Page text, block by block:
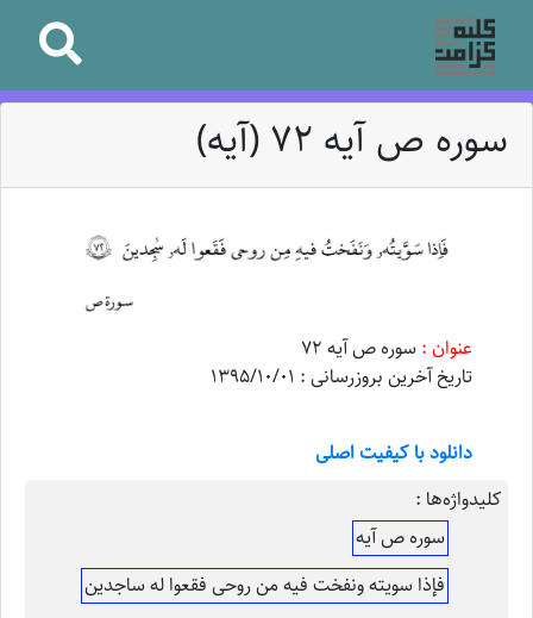
سوره ص آیه ۷۲ (آیه)
عنوان : سوره ص آیه ۷۲
تاریخ آخرین بروزرسانی : 1395/10/01
دانلود با کیفیت اصلی
کلیدواژه‌ها :
سوره ص آیه
فإذا سویته ونفخت فیه من روحی فقعوا له ساجدین